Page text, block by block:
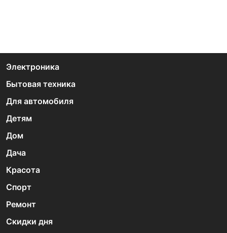
Электроника
Бытовая техника
Для автомобиля
Детям
Дом
Дача
Красота
Спорт
Ремонт
Скидки дня